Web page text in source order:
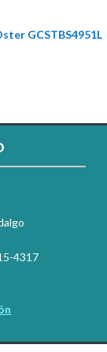
GCSTBS4951L
4317